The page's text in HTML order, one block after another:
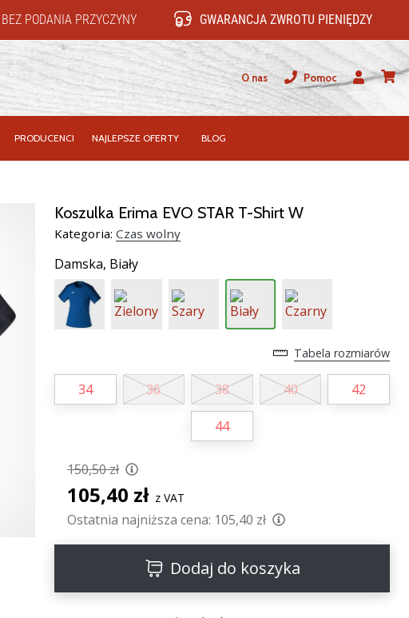
BEZ PODANIA PRZYCZYNY GWARANCJA ZWROTU PIENIĘDZY
O nas
Pomoc
Użytkownik
PRODUCENCI NAJLEPSZE OFERTY BLOG
Koszulka Erima EVO STAR T-Shirt W
Kategoria: Czas wolny
Damska, Biały
Tabela rozmiarów
34 36 38 40 42
44
150,50 zł
105,40 zł z VAT
Ostatnia najniższa cena: 105,40 zł
Dodaj do koszyka